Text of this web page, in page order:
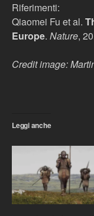
Riferimenti:
Qiaomei Fu et al.
Europe. Nature,
Credit image:
Leggi anche